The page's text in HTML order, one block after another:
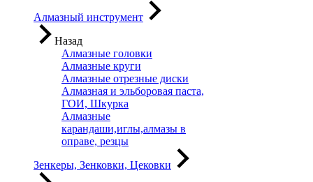
Алмазный инструмент
Назад
Алмазные головки
Алмазные круги
Алмазные отрезные диски
Алмазная и эльборовая паста,
ГОИ, Шкурка
Алмазные
карандаши,иглы,алмазы в
оправе, резцы
Зенкеры, Зенковки, Цековки